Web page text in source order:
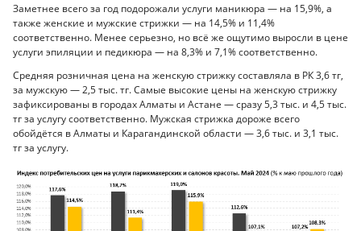
Заметнее всего за год подорожали услуги маникюра — на 15,9%, а
также женские и мужские стрижки — на 14,5% и 11,4%
соответственно. Менее серьезно, но всё же ощутимо выросли в цене
услуги эпиляции и педикюра — на 8,3% и 7,1% соответственно.
Средняя розничная цена на женскую стрижку составляла в РК 3,6 тг,
за мужскую — 2,5 тыс. тг. Самые высокие цены на женскую стрижку
зафиксированы в городах Алматы и Астане — сразу 5,3 тыс. и 4,5 тыс.
тг за услугу соответственно. Мужская стрижка дороже всего
обойдётся в Алматы и Карагандинской области — 3,6 тыс. и 3,1 тыс.
тг за услугу.